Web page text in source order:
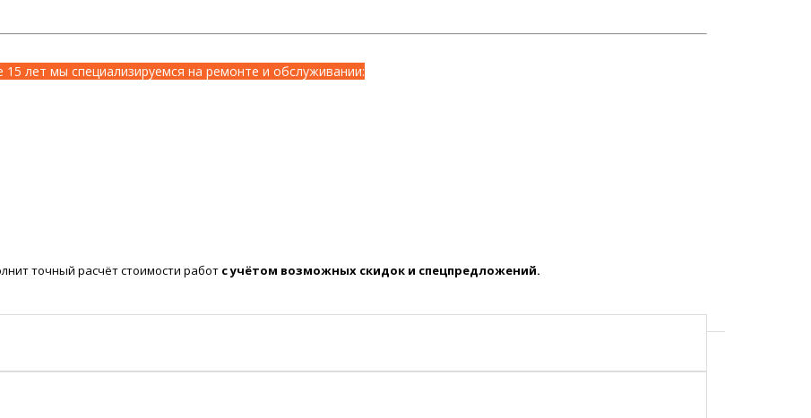
15 лет мы специализируемся на ремонте и обслуживании:
точный расчёт стоимости работ с учётом возможных скидок и спецпредложений.